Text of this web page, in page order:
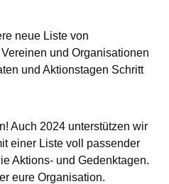
neue Liste von
und Organisationen
und Aktionstagen Schritt
Auch 2024 unterstützen wir
einer Liste voll passender
Aktions- und Gedenktagen.
eure Organisation.